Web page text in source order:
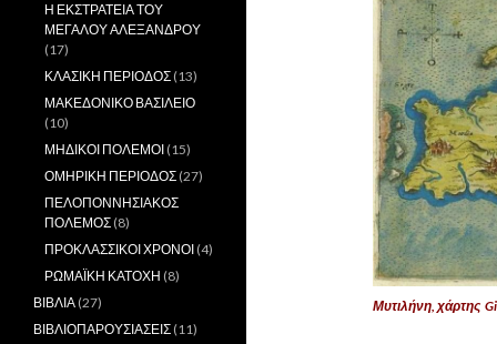
Μυτιλήνη, χάρτης
Η ΕΚΣΤΡΑΤΕΙΑ ΤΟΥ
ΜΕΓΑΛΟΥ ΑΛΕΞΑΝΔΡΟΥ
(17)
ΚΛΑΣΙΚΗ ΠΕΡΙΟΔΟΣ (13)
ΜΑΚΕΔΟΝΙΚΟ ΒΑΣΙΛΕΙΟ
(10)
ΜΗΔΙΚΟΙ ΠΟΛΕΜΟΙ (15)
ΟΜΗΡΙΚΗ ΠΕΡΙΟΔΟΣ (27)
ΠΕΛΟΠΟΝΝΗΣΙΑΚΟΣ
ΠΟΛΕΜΟΣ (8)
ΠΡΟΚΛΑΣΣΙΚΟΙ ΧΡΟΝΟΙ (4)
ΡΩΜΑΪΚΗ ΚΑΤΟΧΗ (8)
ΒΙΒΛΙΑ (27)
ΒΙΒΛΙΟΠΑΡΟΥΣΙΑΣΕΙΣ (11)